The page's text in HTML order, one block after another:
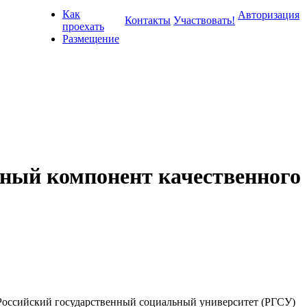
Как
проехать
Размещение
Контакты Участвовать! Авторизация
компонент качественного
государственный социальный университет (РГСУ)